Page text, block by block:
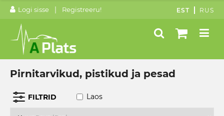
Logi sisse | Registreeru! EST RUS
Pirnitarvikud, pistikud ja pesad
FILTRID Laos